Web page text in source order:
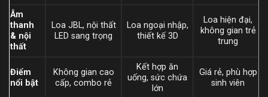
Âm
thanh
& nội
thất
Loa JBL, nội thất
LED sang trọng
Loa ngoại nhập,
thiết kế 3D
Loa hiện đại,
không gian trẻ
trung
Điểm
nổi bật
Không gian cao
cấp, combo rẻ
Kết hợp ăn
uống, sức chứa
lớn
Giá rẻ, phù hợp
sinh viên